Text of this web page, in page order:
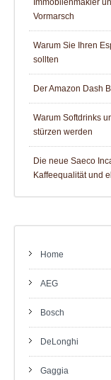
Immobilenmakler
Vormarsch
Warum Sie Ihren
sollten
Der Amazon Dash
Warum Softdrinks
stürzen werden
Die neue Saeco
Kaffeequalität und
Home
AEG
Bosch
DeLonghi
Gaggia